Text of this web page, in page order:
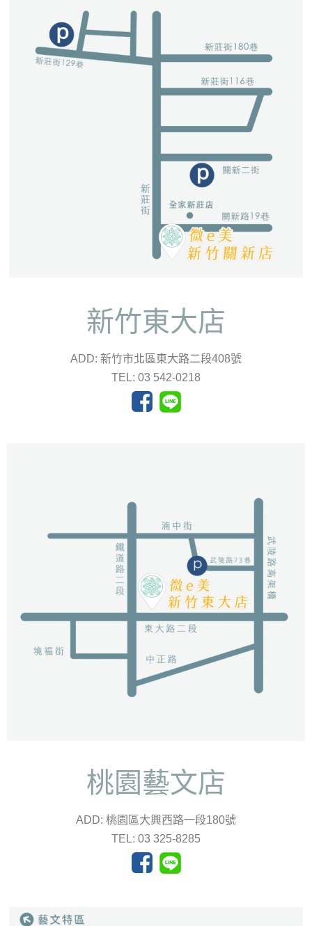
新竹東大店
ADD: 新竹市北區東大路二段408號
TEL: 03 542-0218
桃園藝文店
ADD: 桃園區大興西路一段180號
TEL: 03 325-8285